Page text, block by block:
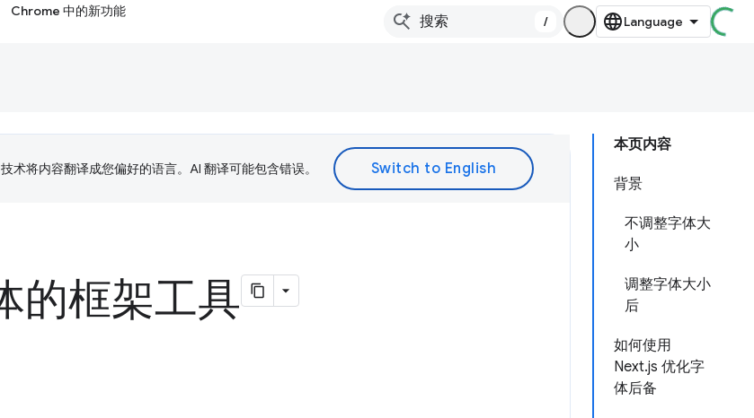
Chrome 中的新功能
/
本页内容
背景
不调整字体大
小
调整字体大小
后
如何使用
Next.js 优化字
体后备
术将内容翻译成您偏好的语言。AI 翻译可能包含错误。
的框架工具